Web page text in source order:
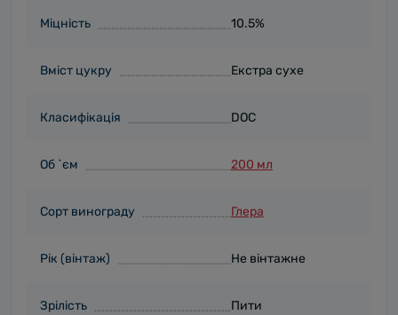
Міцність 10.5%
Вміст цукру Екстра сухе
Класифікація DOC
Об `єм 200 мл
Сорт винограду Глера
Рік (вінтаж) Не вінтажне
Зрілість Пити